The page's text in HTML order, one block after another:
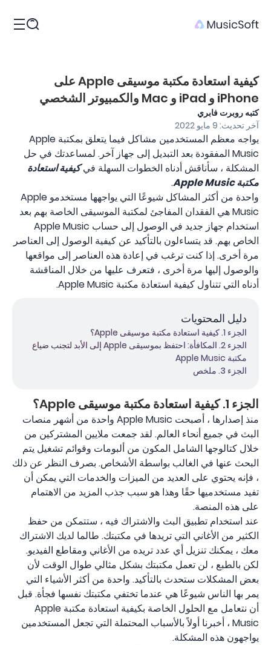
كيفية استعادة مكتبة موسيقى Apple على
iPhone و iPad و Mac والكمبيوتر الشخصي
كتبه روبرت فابري
آخر تحديث: 9 مايو 2022
يواجه معظم المستخدمين مشاكل فيما يتعلق بمكتبة Apple
Music المفقودة بعد التبديل إلى جهاز آخر. لمساعدتك في حل
المشكلة ، سأناقش أدناه الخطوات السهلة فيكيفية استعادة
مكتبة Apple Music
.
واحدة من أكثر المشاكل شيوعًا التي يواجهها مستخدمو Apple
Music هي الفقدان المفاجئ لمكتبة الموسيقى الخاصة بهم بعد
استخدام جهاز جديد في الوصول إلى حساب Apple Music
الخاص بهم. قد يتساءلون بالتأكيد عن كيفية الوصول إلى العناصر
مرة أخرى. إذا كنت ترغب في إعادة هذه العناصر إلى مواقعها
والوصول إليها مرة أخرى ، فتعرف عليها من خلال المناقشة
أدناه التي تتناول كيفية استعادة مكتبة Apple Music.
دليل المحتويات
الجزء 1. كيفية استعادة مكتبة موسيقى Apple؟
الجزء 2. المكافأة: احتفظ بموسيقى Apple إلى الأبد لتجنب ضياع
مكتبة Apple Music
الجزء 3. ملخص
الجزء 1. كيفية استعادة مكتبة موسيقى Apple؟
منذ إصدارها ، أصبحت Apple Music واحدة من أشهر منصات
البث في جميع أنحاء العالم. لقد جمعت ملايين المشتركين من
خلال كتالوجها الشامل المكون من ألبومات وقوائم تشغيل يتم
البحث عنها في الغالب بواسطة الأشخاص. بصرف النظر عن ذلك
، فإنه يحتوي على العديد من الميزات والخدمات التي يمكن أن
تفيد مستخدميها حقًا وهذا هو سبب جذب المزيد من الاهتمام
على هذه المنصة.
عند استخدام تطبيق البث والاشتراك فيه ، ستتمكن من حفظ
الكثير من الأغاني التي تريدها في مكتبتك. طالما لديك الاشتراك
معك ، يمكنك تنزيل أي عدد تريده من الأغاني ومقاطع الفيديو.
لكن بالطبع ، لن تعمل مكتبتك بشكل مثالي طوال الوقت لأن
بعض المشكلات ستحدث بالتأكيد. واحدة من أكثر الأشياء التي
يمر بها الناس شيوعًا هي عندما تختفي مكتبتك نفسها فجأة. قبل
أن نتعامل مع الحلول الخاصة بكيفية استعادة مكتبة Apple
Music ، أخبرنا أولاً بالأسباب المحتملة التي تجعل المستخدمين
يواجهون هذه المشكلة.